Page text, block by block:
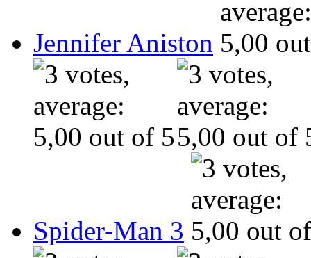
Jennifer Aniston
Spider-Man 3